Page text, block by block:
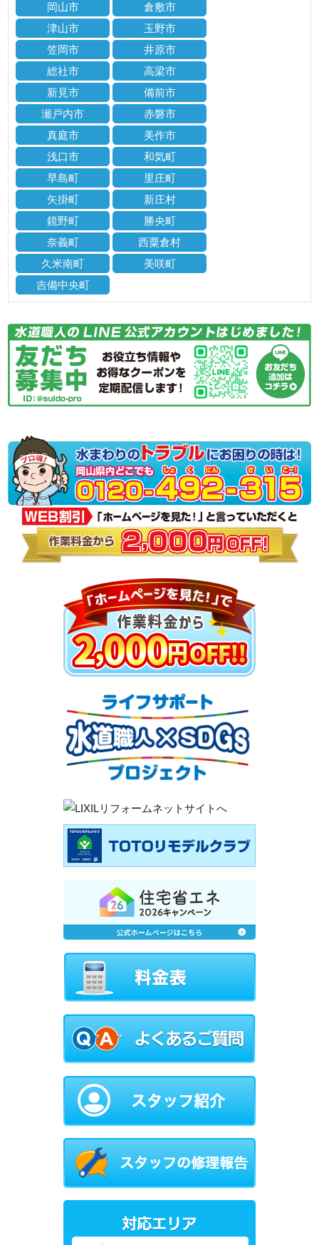
岡山市
倉敷市
津山市
玉野市
笠岡市
井原市
総社市
高梁市
新見市
備前市
瀬戸内市
赤磐市
真庭市
美作市
浅口市
和気町
早島町
里庄町
矢掛町
新庄村
鏡野町
勝央町
奈義町
西粟倉村
久米南町
美咲町
吉備中央町